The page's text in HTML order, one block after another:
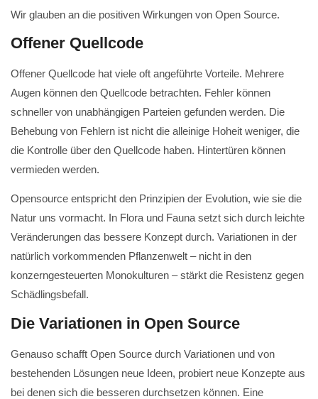
Wir glauben an die positiven Wirkungen von Open Source.
Offener Quellcode
Offener Quellcode hat viele oft angeführte Vorteile. Mehrere
Augen können den Quellcode betrachten. Fehler können
schneller von unabhängigen Parteien gefunden werden. Die
Behebung von Fehlern ist nicht die alleinige Hoheit weniger, die
die Kontrolle über den Quellcode haben. Hintertüren können
vermieden werden.
Opensource entspricht den Prinzipien der Evolution, wie sie die
Natur uns vormacht. In Flora und Fauna setzt sich durch leichte
Veränderungen das bessere Konzept durch. Variationen in der
natürlich vorkommenden Pflanzenwelt – nicht in den
konzerngesteuerten Monokulturen – stärkt die Resistenz gegen
Schädlingsbefall.
Die Variationen in Open Source
Genauso schafft Open Source durch Variationen und von
bestehenden Lösungen neue Ideen, probiert neue Konzepte aus
bei denen sich die besseren durchsetzen können. Eine